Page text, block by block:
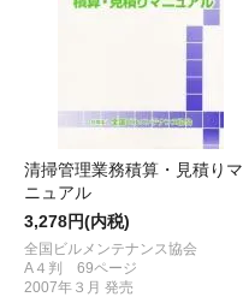
清掃管理業務積算・見積りマ
ニュアル
3,278円(内税)
全国ビルメンテナンス協会
A４判 69ページ
2007年３月 発売